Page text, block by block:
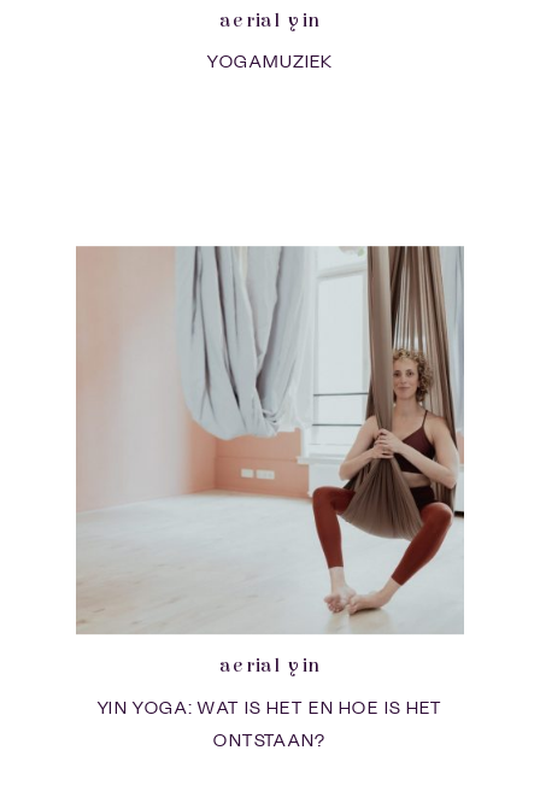
aerial yin
YOGAMUZIEK
aerial yin
YIN YOGA: WAT IS HET EN HOE IS HET
ONTSTAAN?